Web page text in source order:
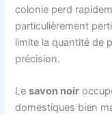
colonie perd
particulièrement
limite la quantité de
précision.
Lesavon noir
domestiques bien